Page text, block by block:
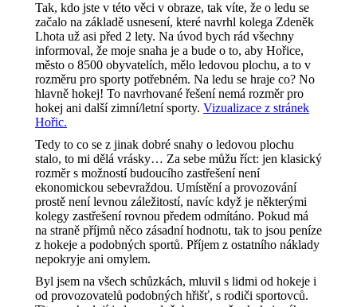
Tak, kdo jste v této věci v obraze, tak víte, že o ledu se
začalo na základě usnesení, které navrhl kolega Zdeněk
Lhota už asi před 2 lety. Na úvod bych rád všechny
informoval, že moje snaha je a bude o to, aby Hořice,
město o 8500 obyvatelích, mělo ledovou plochu, a to v
rozměru pro sporty potřebném. Na ledu se hraje co? No
hlavně hokej! To navrhované řešení nemá rozměr pro
hokej ani další zimní/letní sporty. Vizualizace z stránek
Hořic.
Tedy to co se z jinak dobré snahy o ledovou plochu
stalo, to mi dělá vrásky… Za sebe můžu říct: jen klasický
rozměr s možností budoucího zastřešení není
ekonomickou sebevraždou. Umístění a provozování
prostě není levnou záležitostí, navíc když je některými
kolegy zastřešení rovnou předem odmítáno. Pokud má
na straně příjmů něco zásadní hodnotu, tak to jsou peníze
z hokeje a podobných sportů. Příjem z ostatního náklady
nepokryje ani omylem.
Byl jsem na všech schůzkách, mluvil s lidmi od hokeje i
od provozovatelů podobných hřišť, s rodiči sportovců.